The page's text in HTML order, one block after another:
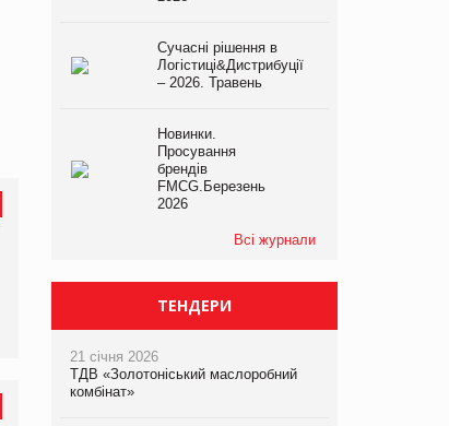
Сучасні рішення в
Логістиці&Дистрибуції
– 2026. Травень
Новинки.
Просування
брендів
FMCG.Березень
2026
Всі журнали
ТЕНДЕРИ
21 січня 2026
ТДВ «Золотоніський маслоробний
комбінат»